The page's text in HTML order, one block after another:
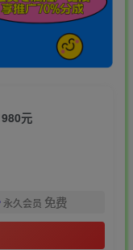
元
永久会员 免费